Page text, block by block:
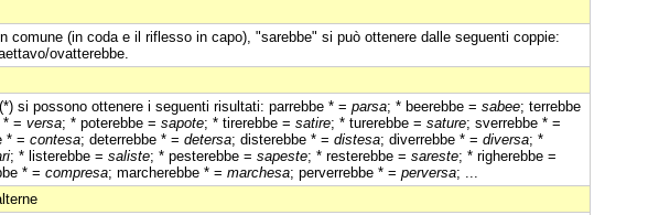
comune (in coda e il riflesso in capo), "sarebbe" si può ottenere dalle seguenti coppie:
ovatterebbe.
si possono ottenere i seguenti risultati: parrebbe * = parsa; * beerebbe = sabee; terrebbe
* = versa; * poterebbe = sapote; * tirerebbe = satire; * turerebbe = sature; sverrebbe * =
* = contesa; deterrebbe * = detersa; disterebbe * = distesa; diverrebbe * = diversa; *
; * listerebbe = saliste; * pesterebbe = sapeste; * resterebbe = sareste; * righerebbe =
* = compresa; marcherebbe * = marchesa; perverrebbe * = perversa; ...